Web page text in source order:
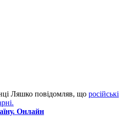
Ляшко повідомляв, що російські
Онлайн